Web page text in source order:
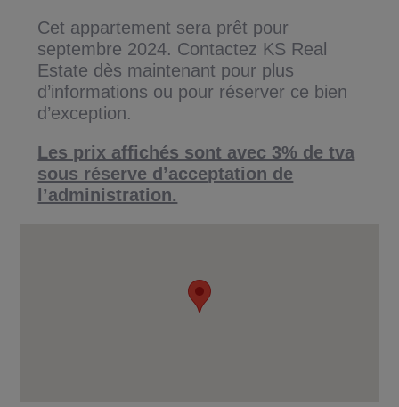
Cet appartement sera prêt pour
septembre 2024. Contactez KS Real
Estate dès maintenant pour plus
d’informations ou pour réserver ce bien
d’exception.
Les prix affichés sont avec 3% de tva
sous réserve d’acceptation de
l’administration.